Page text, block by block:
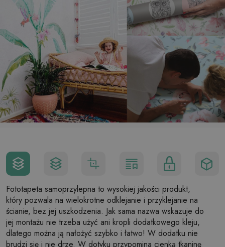
Fototapeta samoprzylepna to wysokiej jakości produkt,
który pozwala na wielokrotne odklejanie i przyklejanie na
ścianie, bez jej uszkodzenia. Jak sama nazwa wskazuje do
jej montażu nie trzeba użyć ani kropli dodatkowego kleju,
dlatego można ją nałożyć szybko i łatwo! W dodatku nie
brudzi się i nie drze. W dotyku przypomina cienką tkaninę